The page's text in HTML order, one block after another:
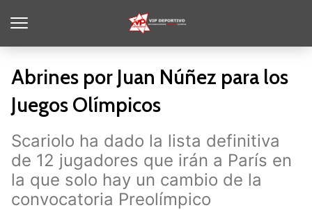
Abrines por Juan Núñez para los
Juegos Olímpicos
Scariolo ha dado la lista definitiva
de 12 jugadores que irán a París en
la que solo hay un cambio de la
convocatoria Preolímpico